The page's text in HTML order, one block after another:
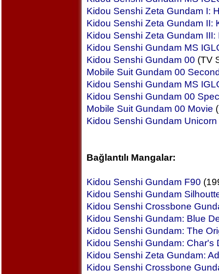
Kidou Senshi Zeta Gundam I:
Kidou Senshi Zeta Gundam II:
Kidou Senshi Zeta Gundam
Kidou Senshi Gundam MS
Kidou Senshi Gundam 00 (TV
Mobile Suit Gundam 00
Kidou Senshi Gundam MS
Kidou Senshi Gundam 00
Mobile Suit Gundam 00 Movie
Kidou Senshi Gundam Unicorn
Bağlantılı Mangalar:
Kidou Senshi Gundam F90
Kidou Senshi Gundam
Kidou Senshi Crossbone
Kidou Senshi Gundam: Blue
Kidou Senshi Gundam: The
Kidou Senshi Gundam: Char's
Kidou Senshi Zeta Gundam:
Kidou Senshi Crossbone